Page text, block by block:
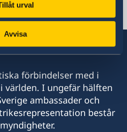
urval
Avvisa
visum@gov.se
förbindelser med i
världen. I ungefär hälften
ambassader och
består